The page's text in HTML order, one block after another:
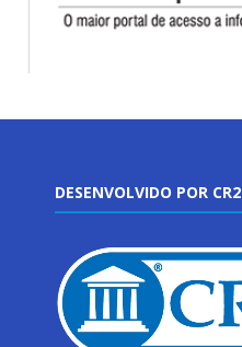
DESENVOLVIDO POR CR2